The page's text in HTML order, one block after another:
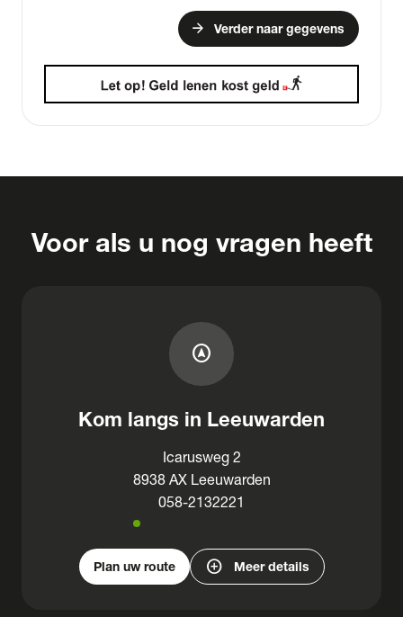
arrow_forward Verder naar gegevens
Voor als u nog vragen heeft
assistant_navigation
Kom langs in Leeuwarden
Icarusweg 2
8938 AX Leeuwarden
058-2132221
Plan uw route add_circle Meer details